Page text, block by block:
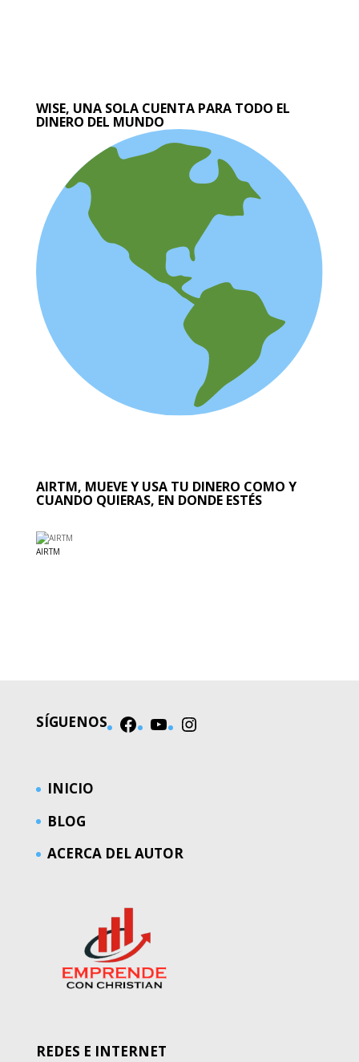
WISE, UNA SOLA CUENTA PARA TODO EL
DINERO DEL MUNDO
AIRTM, MUEVE Y USA TU DINERO COMO Y
CUANDO QUIERAS, EN DONDE ESTÉS
AIRTM
SÍGUENOS Facebook
YouTube
INICIO
BLOG
ACERCA DEL AUTOR
REDES E INTERNET